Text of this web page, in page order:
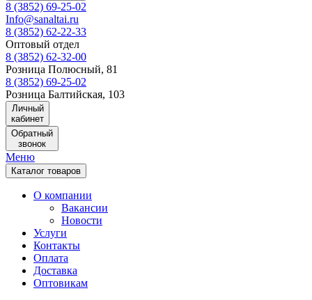
8 (3852) 69-25-02
Info@sanaltai.ru
8 (3852) 62-22-33
Оптовый отдел
8 (3852) 62-32-00
Розница Полюсный, 81
8 (3852) 69-25-02
Розница Балтийская, 103
Личный
кабинет
Обратный
звонок
Меню
Каталог товаров
О компании
Вакансии
Новости
Услуги
Контакты
Оплата
Доставка
Оптовикам